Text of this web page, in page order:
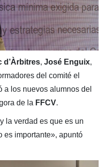
d’Àrbitres, José Enguix,
del comité el
a los nuevos alumnos del
de la FFCV.
la verdad es que es un
es importante», apuntó